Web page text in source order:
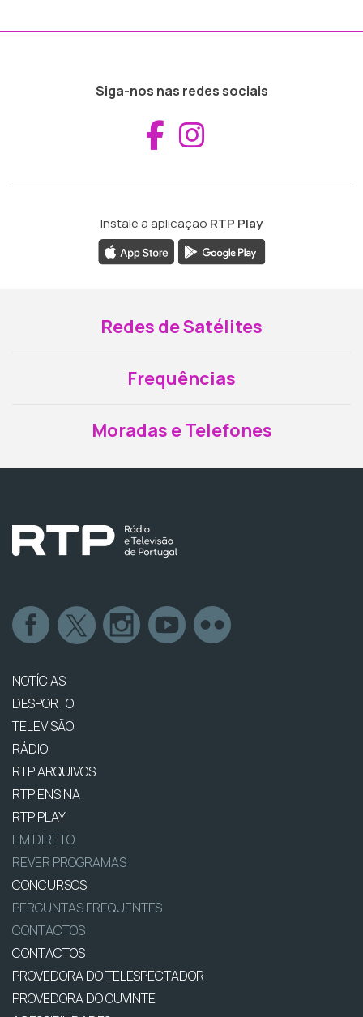
Siga-nos nas redes sociais
Aceder ao
Instale a aplicação RTP Play
Redes de Satélites
Frequências
Moradas e Telefones
NOTÍCIAS
DESPORTO
TELEVISÃO
RÁDIO
RTP ARQUIVOS
RTP ENSINA
RTP PLAY
EM DIRETO
REVER PROGRAMAS
CONCURSOS
PERGUNTAS FREQUENTES
CONTACTOS
CONTACTOS
PROVEDORA DO TELESPECTADOR
PROVEDORA DO OUVINTE